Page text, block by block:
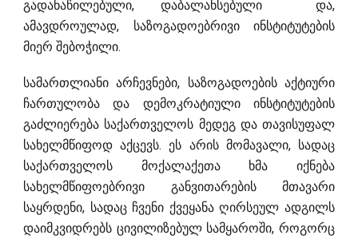
გადანაწილებული, დაბალანსებული და,
ამავდროულად, საზოგადოებრივი ინსტიტუტების
მიერ შებოჭილი.
სამართლიანი არჩევნები, საზოგადოების აქტიური
ჩართულობა და დემოკრატიული ინსტიტუტების
გაძლიერება საქართველოს მედეგ და თავისუფალ
სახელმწიფოდ აქცევს. ეს არის მომავალი, სადაც
საქართველოს მოქალაქეთა ხმა იქნება
სახელმწიფოებრივი განვითარების მთავარი
საყრდენი, სადაც ჩვენი ქვეყანა ღირსეულ ადგილს
დაიმკვიდრებს ცივილიზებულ სამყაროში, როგორც